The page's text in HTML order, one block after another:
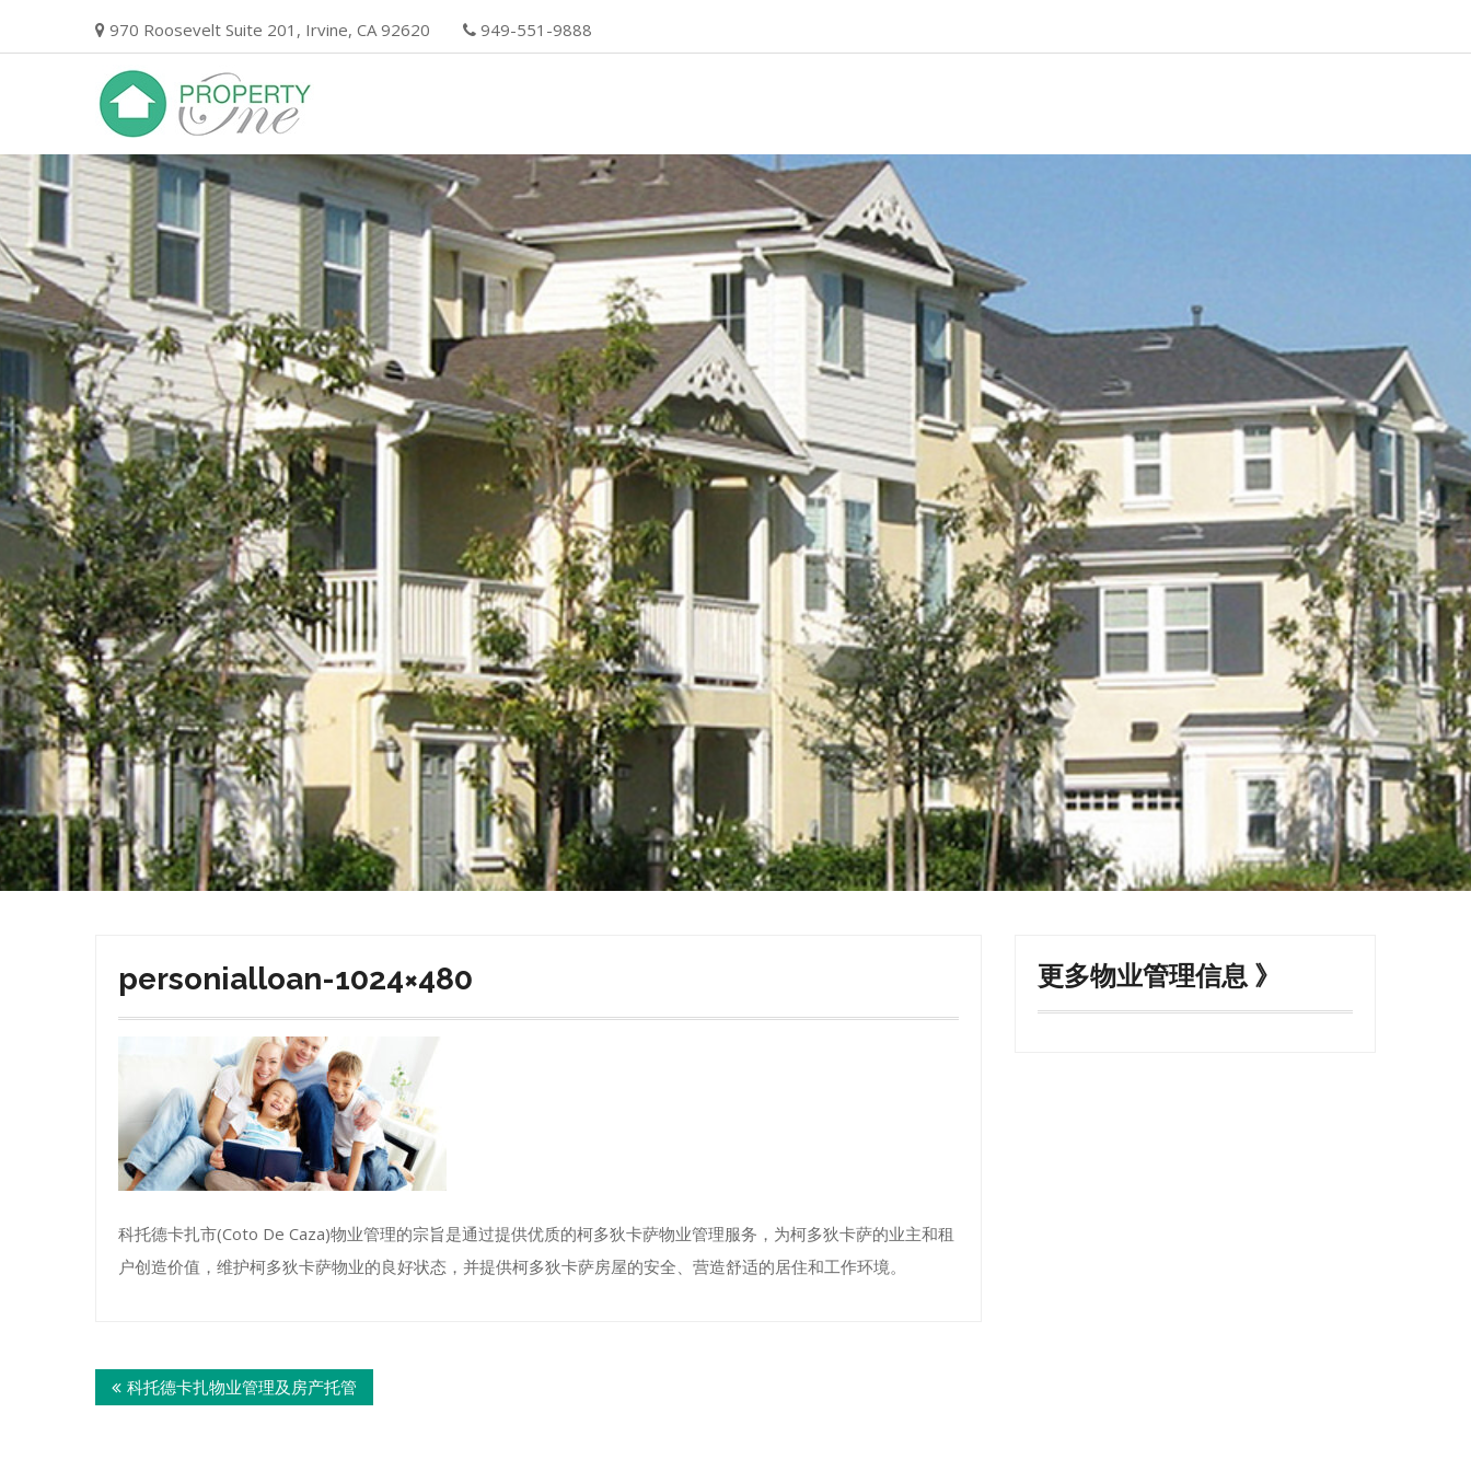
content
970 Roosevelt Suite 201, Irvine, CA 92620 949-551-9888
personialloan-1024×480
科托德卡扎市(Coto De Caza)物业管理的宗旨是通过提供优质的柯多狄卡萨物业管理服务，为柯多狄卡萨的业主和租
户创造价值，维护柯多狄卡萨物业的良好状态，并提供柯多狄卡萨房屋的安全、营造舒适的居住和工作环境。
Post
navigation
科托德卡扎物业管理及房产托管
更多物业管理信息 》